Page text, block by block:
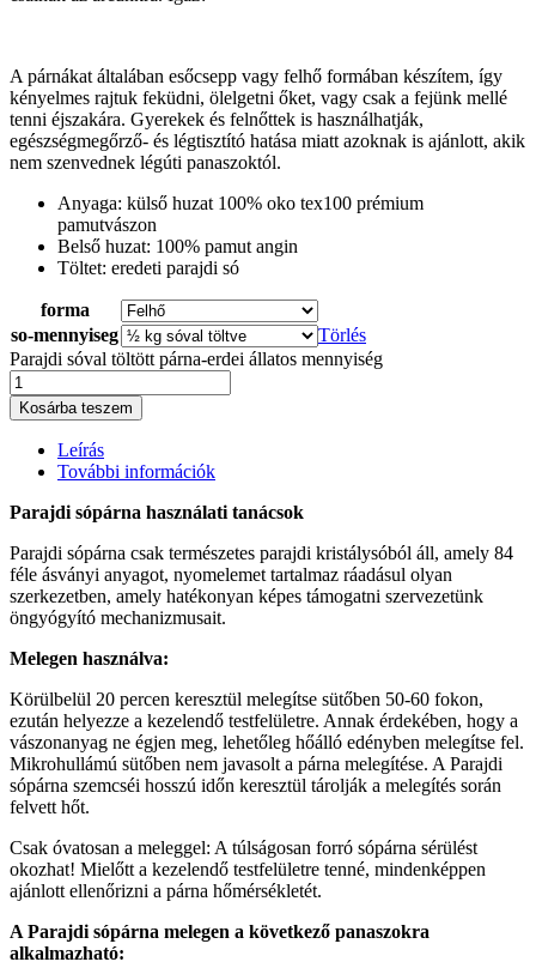
A párnákat általában esőcsepp vagy felhő formában készítem, így
kényelmes rajtuk feküdni, ölelgetni őket, vagy csak a fejünk mellé
tenni éjszakára. Gyerekek és felnőttek is használhatják,
egészségmegőrző- és légtisztító hatása miatt azoknak is ajánlott, akik
nem szenvednek légúti panaszoktól.
Anyaga: külső huzat 100% oko tex100 prémium
pamutvászon
Belső huzat: 100% pamut angin
Töltet: eredeti parajdi só
forma
so-mennyiseg
Törlés
Parajdi sóval töltött párna-erdei állatos mennyiség
Kosárba teszem
Leírás
További információk
Parajdi sópárna használati tanácsok
Parajdi sópárna csak természetes parajdi kristálysóból áll, amely 84
féle ásványi anyagot, nyomelemet tartalmaz ráadásul olyan
szerkezetben, amely hatékonyan képes támogatni szervezetünk
öngyógyító mechanizmusait.
Melegen használva:
Körülbelül 20 percen keresztül melegítse sütőben 50-60 fokon,
ezután helyezze a kezelendő testfelületre. Annak érdekében, hogy a
vászonanyag ne égjen meg, lehetőleg hőálló edényben melegítse fel.
Mikrohullámú sütőben nem javasolt a párna melegítése. A Parajdi
sópárna szemcséi hosszú időn keresztül tárolják a melegítés során
felvett hőt.
Csak óvatosan a meleggel: A túlságosan forró sópárna sérülést
okozhat! Mielőtt a kezelendő testfelületre tenné, mindenképpen
ajánlott ellenőrizni a párna hőmérsékletét.
A Parajdi sópárna melegen a következő panaszokra
alkalmazható: